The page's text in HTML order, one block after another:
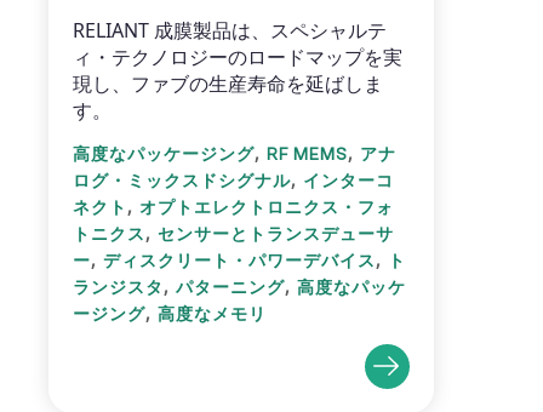
RELIANT 成膜製品は、スペシャルテ
ィ・テクノロジーのロードマップを実
現し、ファブの生産寿命を延ばしま
す。
高度なパッケージング, RF MEMS, アナ
ログ・ミックスドシグナル, インターコ
ネクト , オプトエレクトロニクス・フォ
トニクス, センサーとトランスデューサ
ー, ディスクリート・パワーデバイス,
ト
ランジスタ , パターニング, 高度なパッケ
ージング, 高度なメモリ